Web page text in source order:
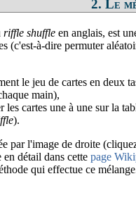
2. Le
riffle shuffle en anglais, est
(c'est-à-dire permuter
le jeu de cartes en deux
main),
les cartes une à une sur la
).
par l'image de droite
détail dans cettepage
qui effectue ce